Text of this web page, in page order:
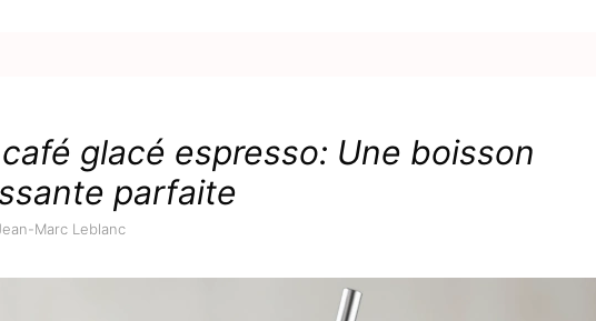
glacé espresso: Une boisson
parfaite
Marc Leblanc